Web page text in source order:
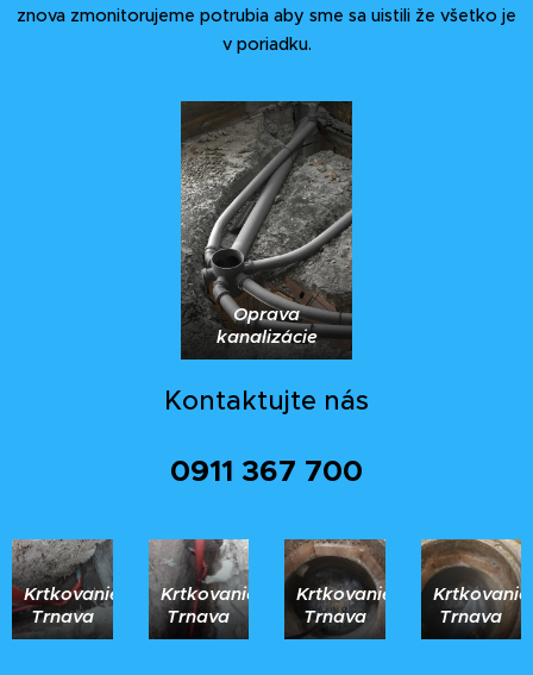
znova zmonitorujeme potrubia aby sme sa uistili že všetko je
v poriadku.
Oprava
kanalizácie
Kontaktujte nás
0911 367 700
Krtkovanie
Trnava
Krtkovanie
Trnava
Krtkovanie
Trnava
Krtkovanie
Trnava